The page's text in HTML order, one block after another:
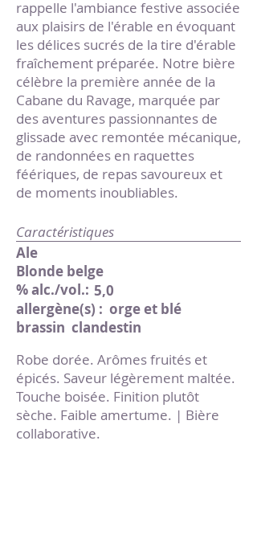
rappelle l'ambiance festive associée
aux plaisirs de l'érable en évoquant
les délices sucrés de la tire d'érable
fraîchement préparée. Notre bière
célèbre la première année de la
Cabane du Ravage, marquée par
des aventures passionnantes de
glissade avec remontée mécanique,
de randonnées en raquettes
féériques, de repas savoureux et
de moments inoubliables.
Caractéristiques
Ale
Blonde belge
% alc./vol.: 5,0
allergène(s) : orge et blé
brassin clandestin
Robe dorée. Arômes fruités et
épicés. Saveur légèrement maltée.
Touche boisée. Finition plutôt
sèche. Faible amertume. | Bière
collaborative.